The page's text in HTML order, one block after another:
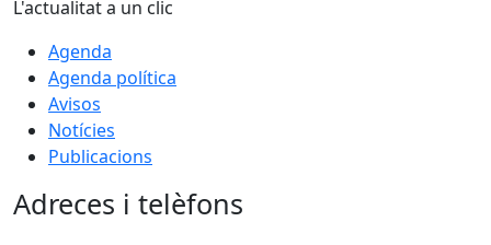
L'actualitat a un clic
Agenda
Agenda política
Avisos
Notícies
Publicacions
Adreces i telèfons